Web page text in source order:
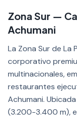
Zona Sur —
Achumani
La Zona Sur de La
corporativo
multinacionales,
restaurantes
Achumani.
(3.200-3.400 m),